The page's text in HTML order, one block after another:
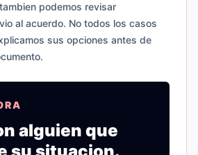
podemos revisar
al acuerdo. No todos los casos
sus opciones antes de
alguien que